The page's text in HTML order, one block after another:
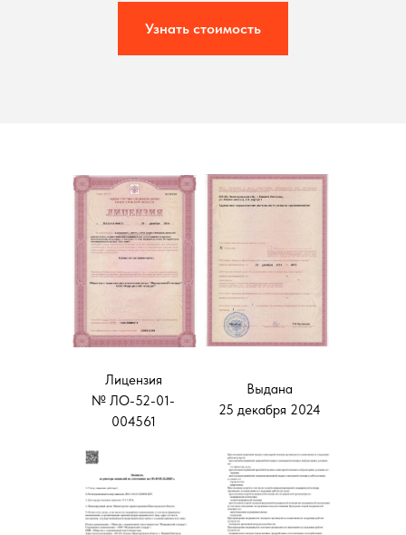
Узнать стоимость
Лицензия
№ ЛО-52-01-
004561
Выдана
25 декабря 2024